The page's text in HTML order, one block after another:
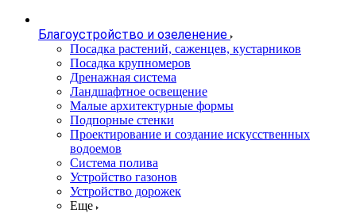
Благоустройство и озеленение
Посадка растений, саженцев, кустарников
Посадка крупномеров
Дренажная система
Ландшафтное освещение
Малые архитектурные формы
Подпорные стенки
Проектирование и создание искусственных
водоемов
Система полива
Устройство газонов
Устройство дорожек
Еще